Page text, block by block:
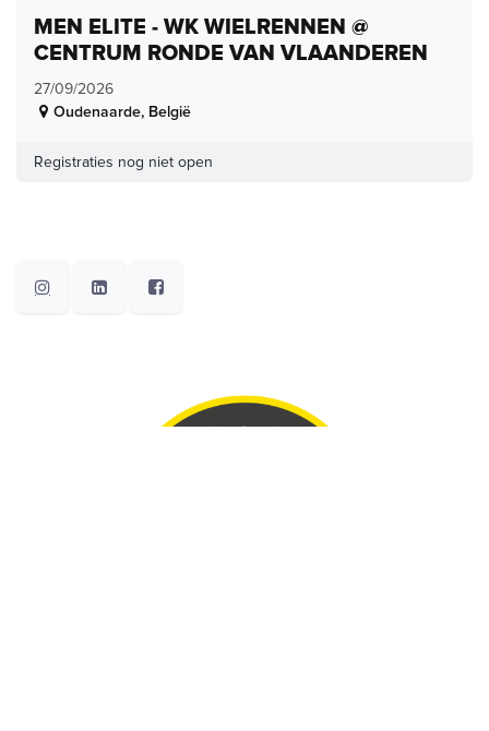
MEN ELITE - WK WIELRENNEN @
CENTRUM RONDE VAN VLAANDEREN
27/09/2026
Oudenaarde, België
Registraties nog niet open